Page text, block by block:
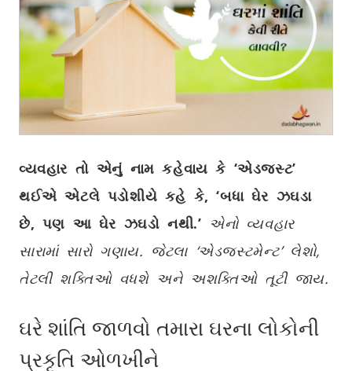
વ્યવહાર તો એનું નામ કહેવાય કે ‘એડજસ્ટ’
થઈએ એટલે પડોશીયે કહે કે, ‘બધા ઘેર ઝઘડા
છે, પણ આ ઘેર ઝઘડો નથી.’ એનો વ્યવહાર
સારામાં સારો ગણાય. જેટલા ‘એડજસ્ટમેન્ટ’ લેશો,
તેટલી શક્તિઓ વધશે અને અશક્તિઓ તૂટી જાય.
ઘરે શાંતિ જાળવો તમારા ઘરના લોકોની
પ્રકૃતિ ઓળખીને